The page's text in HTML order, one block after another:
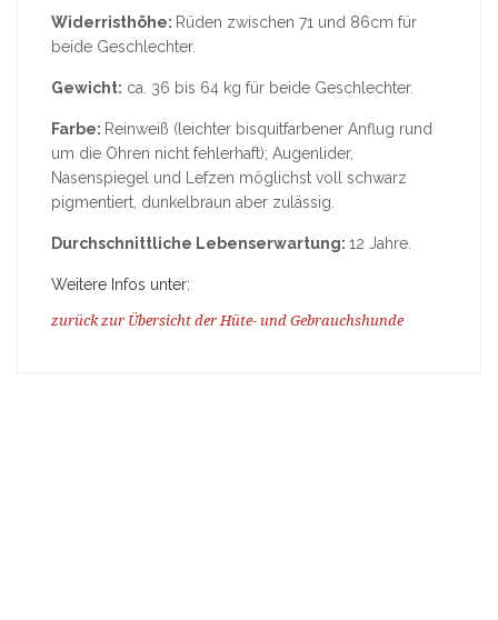
Widerristhöhe: Rüden zwischen 71 und 86cm für
beide Geschlechter.
Gewicht: ca. 36 bis 64 kg für beide Geschlechter.
Farbe: Reinweiß (leichter bisquitfarbener Anflug rund
um die Ohren nicht fehlerhaft); Augenlider,
Nasenspiegel und Lefzen möglichst voll schwarz
pigmentiert, dunkelbraun aber zulässig.
Durchschnittliche Lebenserwartung: 12 Jahre.
Weitere Infos unter:
zurück zur Übersicht der Hüte- und Gebrauchshunde